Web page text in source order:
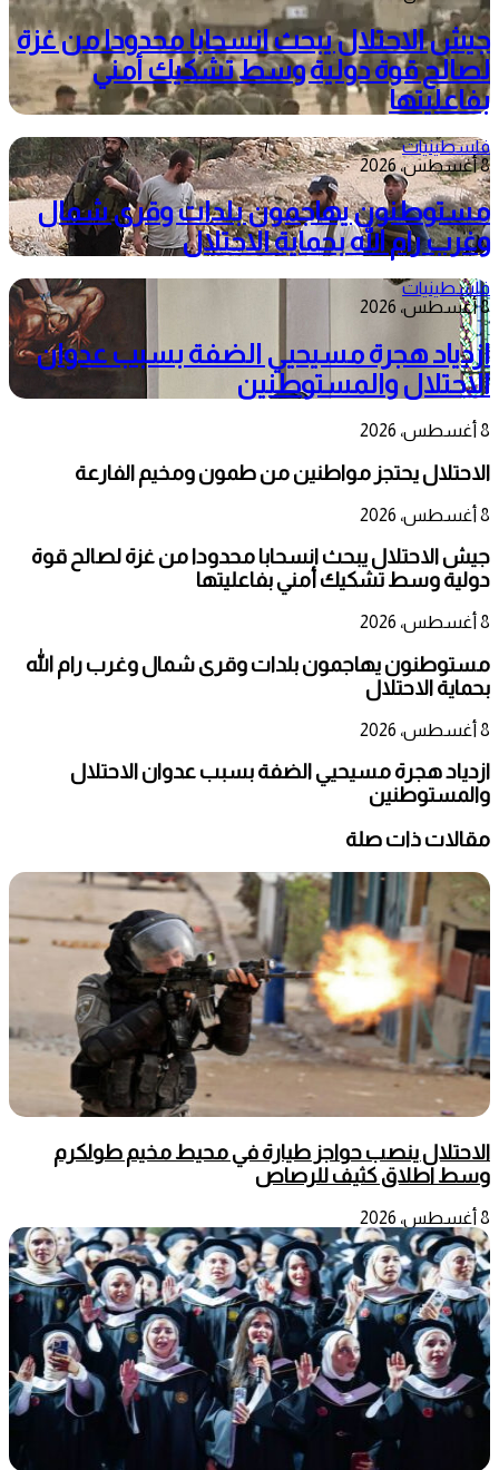
جيش الاحتلال يبحث انسحابا محدودا من غزة
لصالح قوة دولية وسط تشكيك أمني
بفاعليتها
فلسطينيات
8 أغسطس، 2026
مستوطنون يهاجمون بلدات وقرى شمال
وغرب رام الله بحماية الاحتلال
فلسطينيات
8 أغسطس، 2026
ازدياد هجرة مسيحيي الضفة بسبب عدوان
الاحتلال والمستوطنين
8 أغسطس، 2026
الاحتلال يحتجز مواطنين من طمون ومخيم الفارعة
8 أغسطس، 2026
جيش الاحتلال يبحث انسحابا محدودا من غزة لصالح قوة
دولية وسط تشكيك أمني بفاعليتها
8 أغسطس، 2026
مستوطنون يهاجمون بلدات وقرى شمال وغرب رام الله
بحماية الاحتلال
8 أغسطس، 2026
ازدياد هجرة مسيحيي الضفة بسبب عدوان الاحتلال
والمستوطنين
مقالات ذات صلة
الاحتلال ينصب حواجز طيارة في محيط مخيم طولكرم
وسط اطلاق كثيف للرصاص
8 أغسطس، 2026